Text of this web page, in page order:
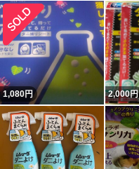
1,080円 2,000円